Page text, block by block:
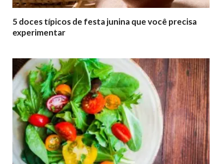
5 doces típicos de festa junina que você precisa
experimentar